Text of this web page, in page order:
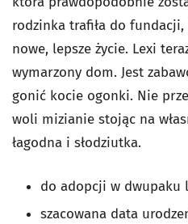
rodzinka trafiła do fundacji,
nowe, lepsze życie. Lexi
wymarzony dom. Jest
gonić kocie ogonki. Nie
woli mizianie stojąc na
łagodna i słodziutka.
do adopcji w dwupaku
szacowana data